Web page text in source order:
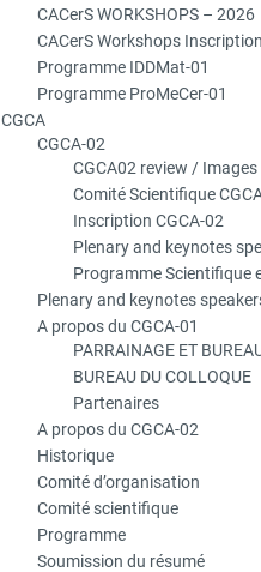
CACerS WORKSHOPS – 2026
CACerS Workshops Inscription
Programme IDDMat-01
Programme ProMeCer-01
CGCA
CGCA-02
CGCA02 review /
Comité Scientifique
Inscription CGCA-02
Plenary and keynotes
Programme Scientifique
Plenary and keynotes
A propos du CGCA-01
PARRAINAGE ET
BUREAU DU COLLOQUE
Partenaires
A propos du CGCA-02
Historique
Comité d’organisation
Comité scientifique
Programme
Soumission du résumé